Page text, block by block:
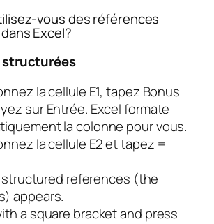
vous des références
Excel?
structurées
la cellule E1, tapez Bonus
sur Entrée. Excel formate
la colonne pour vous.
la cellule E2 et tapez =
references (the
appears.
a square bracket and press